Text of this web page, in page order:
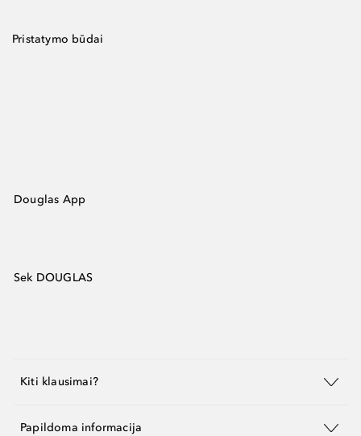
Pristatymo būdai
Douglas App
Sek DOUGLAS
Kiti klausimai?
Papildoma informacija